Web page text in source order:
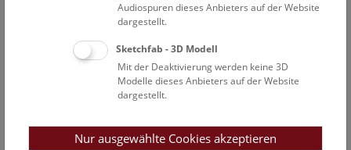
€ 6,00 pro Person, mindestens € 90,00
Museumseintritt
nicht inkludiert
+43 1 52177-335,Online-Anfrage
Audiospuren dieses Anbieters auf der Website
dargestellt.
Sketchfab - 3D Modell
Mit der Deaktivierung werden keine 3D
Modelle dieses Anbieters auf der Website
dargestellt.
Nur ausgewählte Cookies akzeptieren